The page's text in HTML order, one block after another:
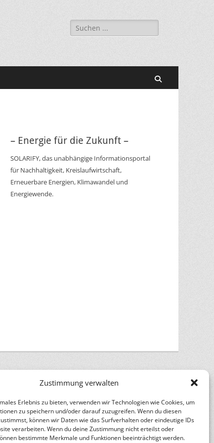
Zustimmung verwalten
Erlebnis zu bieten, verwenden wir Technologien wie Cookies, um
zu speichern und/oder darauf zuzugreifen. Wenn du diesen
können wir Daten wie das Surfverhalten oder eindeutige IDs
verarbeiten. Wenn du deine Zustimmung nicht erteilst oder
bestimmte Merkmale und Funktionen beeinträchtigt werden.
Suchen
nach:
– Energie für die Zukunft –
SOLARIFY, das unabhängige Informationsportal
für Nachhaltigkeit, Kreislaufwirtschaft,
Erneuerbare Energien, Klimawandel und
Energiewende.
Themes